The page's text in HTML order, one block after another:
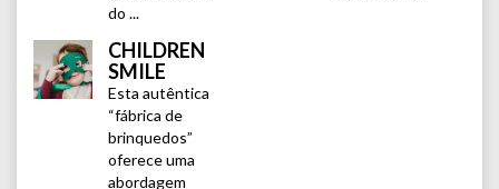
do ...
CHILDREN
SMILE
Esta autêntica
“fábrica de
brinquedos”
oferece uma
abordagem